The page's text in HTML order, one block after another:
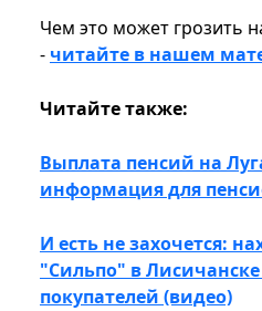
Чем это может грозить
- читайте в нашем
Читайте также:
Выплата пенсий на
информация для
И есть не захочется:
"Сильпо" в
покупателей (видео)